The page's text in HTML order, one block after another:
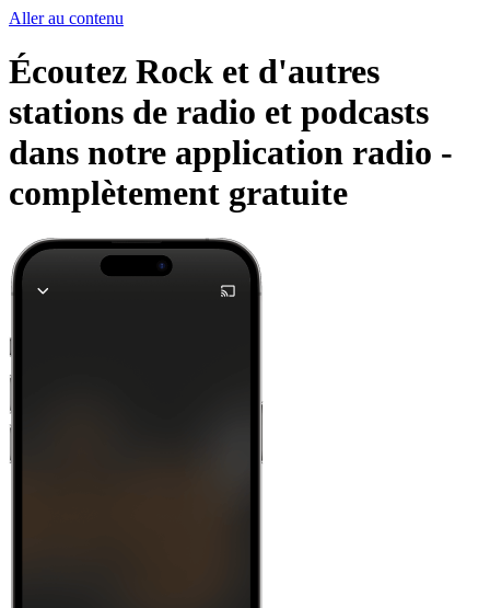
Aller au contenu
Écoutez Rock et d'autres
stations de radio et podcasts
dans notre application radio -
complètement gratuite